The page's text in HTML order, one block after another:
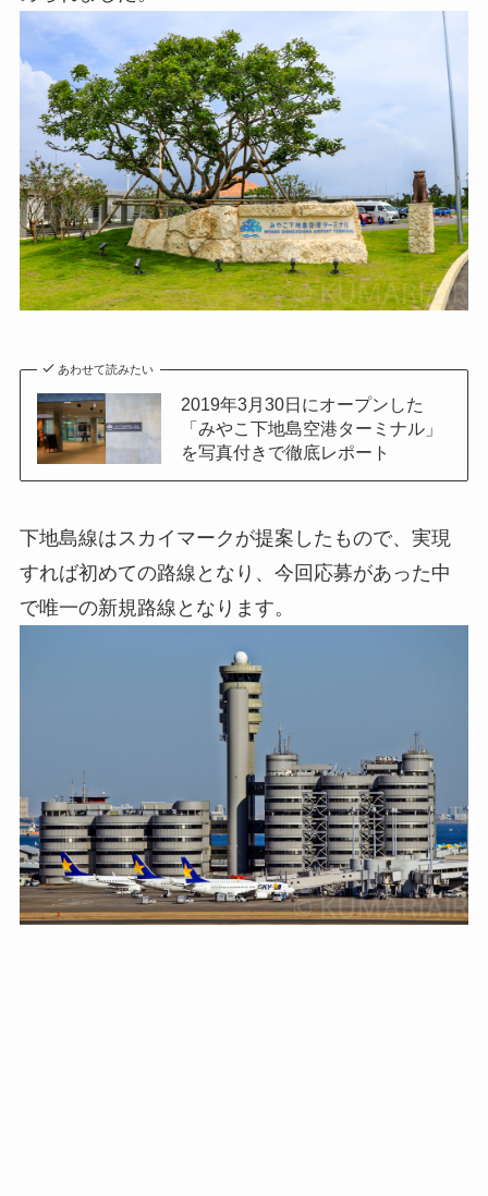
あわせて読みたい
2019年3月30日にオープンした
「みやこ下地島空港ターミナル」
を写真付きで徹底レポート
下地島線はスカイマークが提案したもので、実現
すれば初めての路線となり、今回応募があった中
で唯一の新規路線となります。